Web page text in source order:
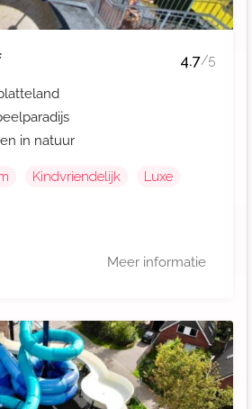
4.7/5
in natuur
Kindvriendelijk
Luxe
Meer informatie